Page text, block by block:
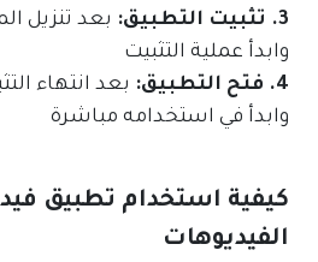
3. تثبيت التطبيق:
بعد تنزيل
وابدأ عملية التثبيت
4. فتح التطبيق:
بعد انتهاء
وابدأ في استخدامه مباشرة
كيفية استخدام تطبيق
الفيديوهات